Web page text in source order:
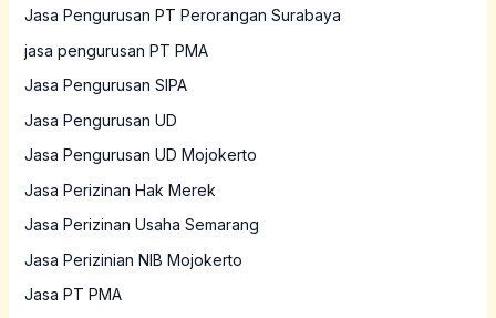
Jasa Pengurusan PT Perorangan Surabaya
jasa pengurusan PT PMA
Jasa Pengurusan SIPA
Jasa Pengurusan UD
Jasa Pengurusan UD Mojokerto
Jasa Perizinan Hak Merek
Jasa Perizinan Usaha Semarang
Jasa Perizinian NIB Mojokerto
Jasa PT PMA